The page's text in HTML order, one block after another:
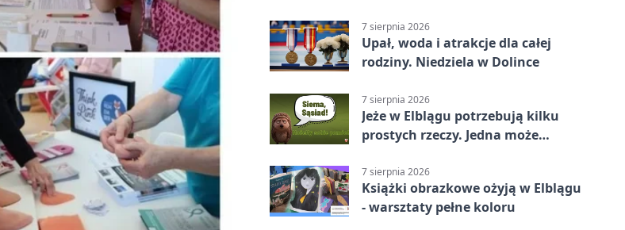
7 sierpnia 2026
Upał, woda i atrakcje dla całej
rodziny. Niedziela w Dolince
7 sierpnia 2026
Jeże w Elblągu potrzebują kilku
prostych rzeczy. Jedna może
7 sierpnia 2026
Książki obrazkowe ożyją w Elblągu
- warsztaty pełne koloru